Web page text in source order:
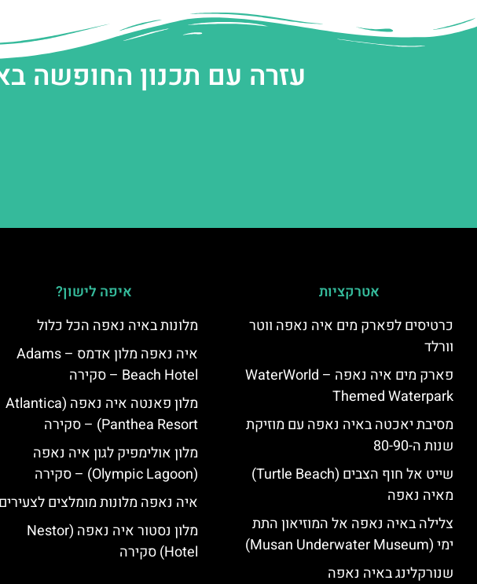
עזרה עם תכנון החופשה
אטרקציות
כרטיסים לפארק מים איה נאפה ווטר
וורלד
פארק מים איה נאפה – ‪‪WaterWorld
Themed Waterpark‬‬
מסיבת יאכטה באיה נאפה עם מוזיקת
שנות ה-80-90
שייט אל חוף הצבים (Turtle Beach)
מאיה נאפה
צלילה באיה נאפה אל המוזיאון התת
ימי (Musan Underwater Museum)
שנורקלינג באיה נאפה
איפה לישון?
מלונות באיה נאפה הכל כלול
איה נאפה מלון אדמס – Adams
Beach Hotel – סקירה
מלון פאנטה איה נאפה (Atlantica
Panthea Resort) – סקירה
מלון אולימפיק לגון איה נאפה
(Olympic Lagoon) – סקירה
איה נאפה מלונות מומלצים לצעירים
מלון נסטור איה נאפה (Nestor
Hotel) סקירה